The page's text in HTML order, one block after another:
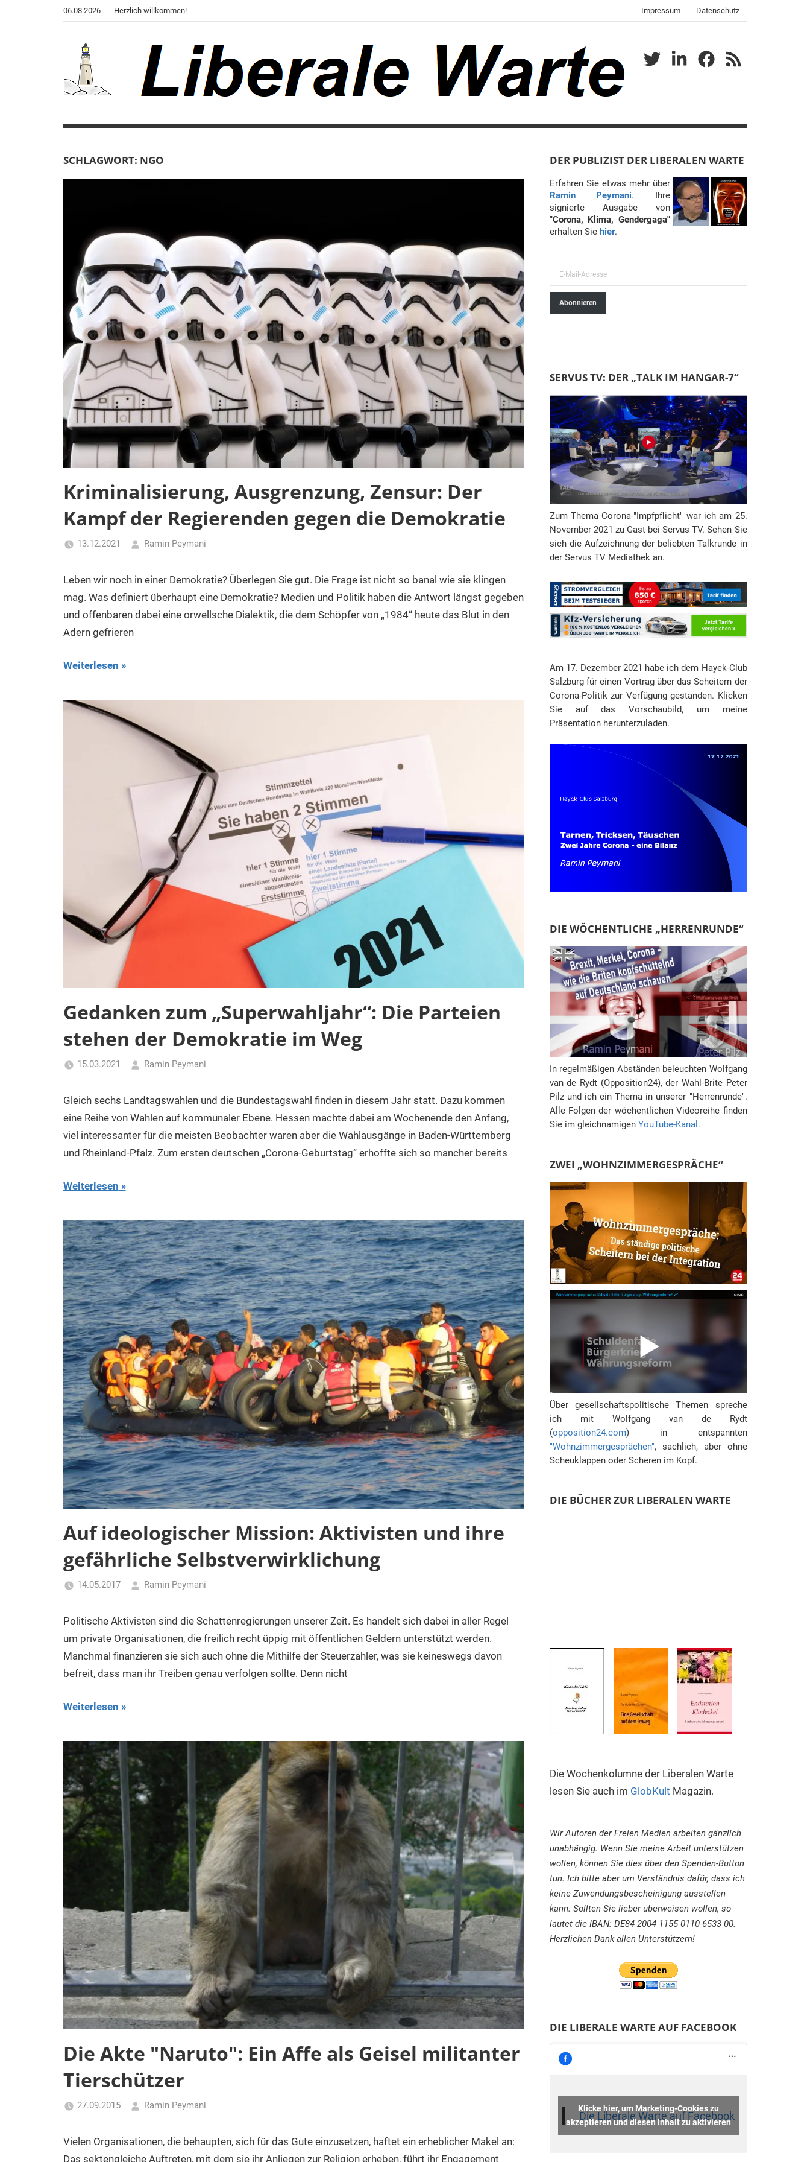
06.08.2026 Herzlich willkommen! Impressum Datenschutz
Liberale
Warte
Blog
Autors
"Weltchaos",
"Chronik
des
Untergangs",
"Hexenjagd",
"Das
Grauen"
und
"Spukschloss
Deutschland"
TwitterLinkedInFacebook
RSS
SCHLAGWORT: NGO
Kriminalisierung, Ausgrenzung, Zensur: Der
Kampf der Regierenden gegen die Demokratie
13.12.2021
Ramin Peymani
Leben wir noch in einer Demokratie? Überlegen Sie gut. Die Frage ist nicht so banal wie sie klingen
mag. Was definiert überhaupt eine Demokratie? Medien und Politik haben die Antwort längst gegeben
und offenbaren dabei eine orwellsche Dialektik, die dem Schöpfer von „1984“ heute das Blut in den
Adern gefrieren
Weiterlesen
Gedanken zum „Superwahljahr“: Die Parteien
stehen der Demokratie im Weg
15.03.2021
Ramin Peymani
Gleich sechs Landtagswahlen und die Bundestagswahl finden in diesem Jahr statt. Dazu kommen
eine Reihe von Wahlen auf kommunaler Ebene. Hessen machte dabei am Wochenende den Anfang,
viel interessanter für die meisten Beobachter waren aber die Wahlausgänge in Baden-Württemberg
und Rheinland-Pfalz. Zum ersten deutschen „Corona-Geburtstag“ erhoffte sich so mancher bereits
Weiterlesen
Auf ideologischer Mission: Aktivisten und ihre
gefährliche Selbstverwirklichung
14.05.2017
Ramin Peymani
Politische Aktivisten sind die Schattenregierungen unserer Zeit. Es handelt sich dabei in aller Regel
um private Organisationen, die freilich recht üppig mit öffentlichen Geldern unterstützt werden.
Manchmal finanzieren sie sich auch ohne die Mithilfe der Steuerzahler, was sie keineswegs davon
befreit, dass man ihr Treiben genau verfolgen sollte. Denn nicht
Weiterlesen
Die Akte "Naruto": Ein Affe als Geisel militanter
Tierschützer
27.09.2015
Ramin Peymani
Vielen Organisationen, die behaupten, sich für das Gute einzusetzen, haftet ein erheblicher Makel an:
Das sektengleiche Auftreten, mit dem sie ihr Anliegen zur Religion erheben, führt ihr Engagement
DER PUBLIZIST DER LIBERALEN WARTE
Erfahren Sie etwas mehr über
Ramin Peymani. Ihre
signierte Ausgabe von
"Corona, Klima, Gendergaga"
erhalten Sie hier.
-
-
A
d
r
e
s
s
Abonnieren
SERVUS TV: DER „TALK IM HANGAR-7“
Zum Thema Corona-"Impfpflicht" war ich am 25.
November 2021 zu Gast bei Servus TV. Sehen Sie
sich die Aufzeichnung der beliebten Talkrunde in
der Servus TV Mediathek an.
Am 17. Dezember 2021 habe ich dem Hayek-Club
Salzburg für einen Vortrag über das Scheitern der
Corona-Politik zur Verfügung gestanden. Klicken
Sie auf das Vorschaubild, um meine
Präsentation herunterzuladen.
DIE WÖCHENTLICHE „HERRENRUNDE“
In regelmäßigen Abständen beleuchten Wolfgang
van de Rydt (Opposition24), der Wahl-Brite Peter
Pilz und ich ein Thema in unserer "Herrenrunde".
Alle Folgen der wöchentlichen Videoreihe finden
Sie im gleichnamigen YouTube-Kanal.
ZWEI „WOHNZIMMERGESPRÄCHE“
Über gesellschaftspolitische Themen spreche
ich mit Wolfgang van de Rydt
(opposition24.com) in entspannten
"Wohnzimmergesprächen", sachlich, aber ohne
Scheuklappen oder Scheren im Kopf.
DIE BÜCHER ZUR LIBERALEN WARTE
Die Wochenkolumne der Liberalen Warte
lesen Sie auch im GlobKult Magazin.
Wir Autoren der Freien Medien arbeiten gänzlich
unabhängig. Wenn Sie meine Arbeit unterstützen
wollen, können Sie dies über den Spenden-Button
tun. Ich bitte aber um Verständnis dafür, dass ich
keine Zuwendungsbescheinigung ausstellen
kann. Sollten Sie lieber überweisen wollen, so
lautet die IBAN: DE84 2004 1155 0110 6533 00.
Herzlichen Dank allen Unterstützern!
DIE LIBERALE WARTE AUF FACEBOOK
Die Liberale Warte auf Facebook
Klicke hier, um Marketing-Cookies zu
akzeptieren und diesen Inhalt zu aktivieren